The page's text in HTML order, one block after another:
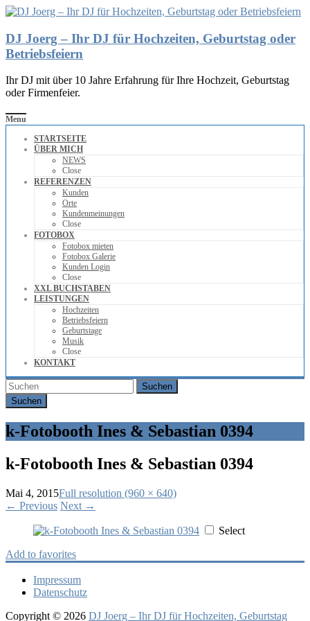
DJ Joerg – Ihr DJ für Hochzeiten, Geburtstag oder
Betriebsfeiern
Ihr DJ mit über 10 Jahre Erfahrung für Ihre Hochzeit, Geburtstag
oder Firmenfeier.
Menu
STARTSEITE
ÜBER MICH
NEWS
Close
REFERENZEN
Kunden
Orte
Kundenmeinungen
Close
FOTOBOX
Fotobox mieten
Fotobox Galerie
Kunden Login
Close
XXL BUCHSTABEN
LEISTUNGEN
Hochzeiten
Betriebsfeiern
Geburtstage
Musik
Close
KONTAKT
Suchen
k-Fotobooth Ines & Sebastian 0394
k-Fotobooth Ines & Sebastian 0394
Mai 4, 2015Full resolution (960 × 640)
← Previous Next →
Select
Add to favorites
Impressum
Datenschutz
Copyright © 2026 DJ Joerg – Ihr DJ für Hochzeiten, Geburtstag